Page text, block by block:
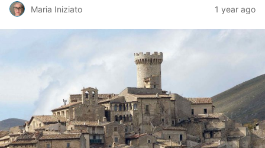
Maria Iniziato 1 year ago